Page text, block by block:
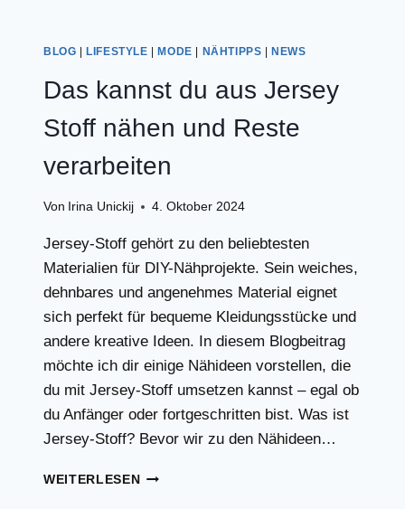
UND
MEHR
BLOG |LIFESTYLE |MODE | NÄHTIPPS |NEWS
Das kannst du aus Jersey
Stoff nähen und Reste
verarbeiten
Von Irina Unickij 4. Oktober 2024
Jersey-Stoff gehört zu den beliebtesten
Materialien für DIY-Nähprojekte. Sein weiches,
dehnbares und angenehmes Material eignet
sich perfekt für bequeme Kleidungsstücke und
andere kreative Ideen. In diesem Blogbeitrag
möchte ich dir einige Nähideen vorstellen, die
du mit Jersey-Stoff umsetzen kannst – egal ob
du Anfänger oder fortgeschritten bist. Was ist
Jersey-Stoff? Bevor wir zu den Nähideen…
WEITERLESENDAS